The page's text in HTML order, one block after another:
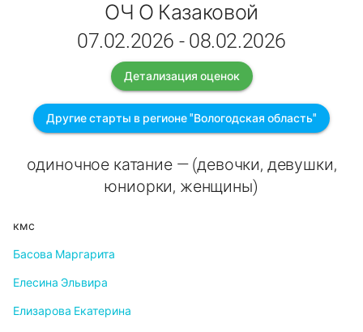
ОЧ О Казаковой
07.02.2026 - 08.02.2026
Детализация оценок
Другие старты в регионе "Вологодская область"
одиночное катание — (девочки, девушки,
юниорки, женщины)
кмс
Басова Маргарита
Елесина Эльвира
Елизарова Екатерина